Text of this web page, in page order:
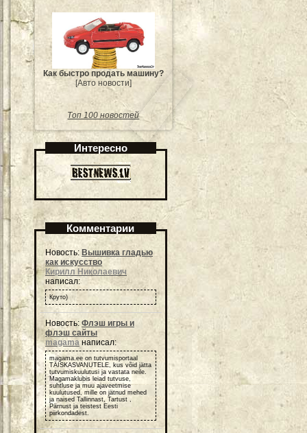
Как быстро продать машину?
[Авто новости]
Топ 100 новостей
Интересно
Комментарии
Новость: Вышивка гладью
как искусство
Кирилл Николаевич
написал:
Круто)
Новость: Флэш игры и
флэш сайты
magamaнаписал:
magama.ee on tutvumisportaal
TÄISKASVANUTELE, kus võid jätta
tutvumiskuulutusi ja vastata neile.
Magamaklubis leiad tutvuse,
suhtluse ja muu ajaveetmise
kuulutused, mille on jätnud mehed
ja naised Tallinnast, Tartust ,
Pärnust ja teistest Eesti
piirkondadest.